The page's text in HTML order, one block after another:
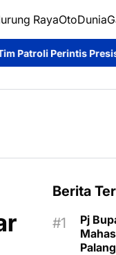
RayaOtoDunia
Ditsamapta
Berita
Pj